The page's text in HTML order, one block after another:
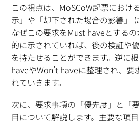
この視点は、MoSCoW起票におけ
示」や「却下された場合の影響」
なぜこの要求をMust haveとする
的に示されていれば、後の検証や
を持たせることができます。逆に
haveやWon’t haveに整理され、要
れていきます。
次に、要求事項の「優先度」と「
目について解説します。主要な項